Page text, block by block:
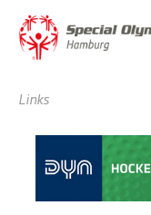
Links